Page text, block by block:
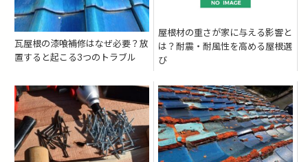
瓦屋根の漆喰補修はなぜ必要？放
置すると起こる3つのトラブル
屋根材の重さが家に与える影響と
は？耐震・耐風性を高める屋根選
び